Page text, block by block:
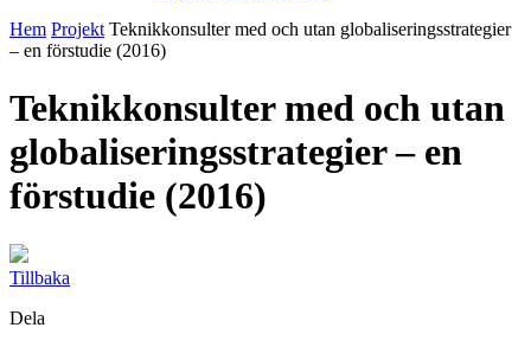
Hem Projekt Teknikkonsulter med och utan globaliseringsstrategier
– en förstudie (2016)
Teknikkonsulter med och utan
globaliseringsstrategier – en
förstudie (2016)
Tillbaka
Dela